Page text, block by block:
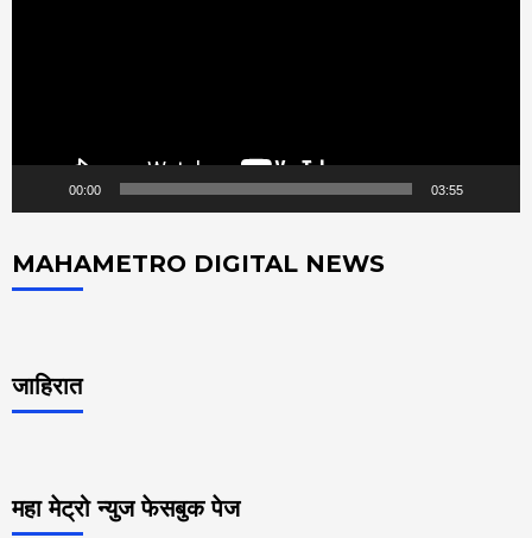
00:00 03:55
MAHAMETRO DIGITAL NEWS
जाहिरात
महा मेट्रो न्युज फेसबुक पेज